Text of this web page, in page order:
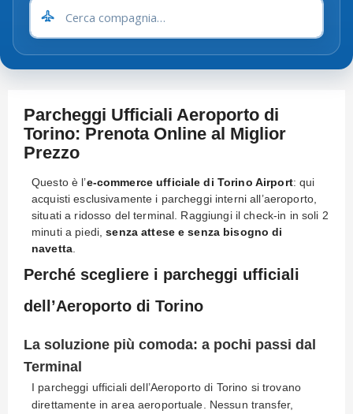
Parcheggi Ufficiali Aeroporto di
Torino: Prenota Online al Miglior
Prezzo
Questo è l’e-commerce ufficiale di Torino Airport: qui
acquisti esclusivamente i parcheggi interni all’aeroporto,
situati a ridosso del terminal. Raggiungi il check-in in soli 2
minuti a piedi,senza attese e senza bisogno di
navetta.
Perché scegliere i parcheggi ufficiali
dell’Aeroporto di Torino
La soluzione più comoda: a pochi passi dal
Terminal
I parcheggi ufficiali dell’Aeroporto di Torino si trovano
direttamente in area aeroportuale. Nessun transfer,